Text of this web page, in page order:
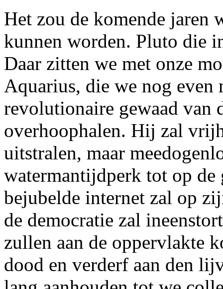
Het zou de komende jaren
kunnen worden. Pluto die
Daar zitten we met onze
Aquarius, die we nog even
revolutionaire gewaad van
overhoophalen. Hij zal
uitstralen, maar
watermantijdperk tot op de
bejubelde internet zal op
de democratie zal
zullen aan de oppervlakte
dood en verderf aan den